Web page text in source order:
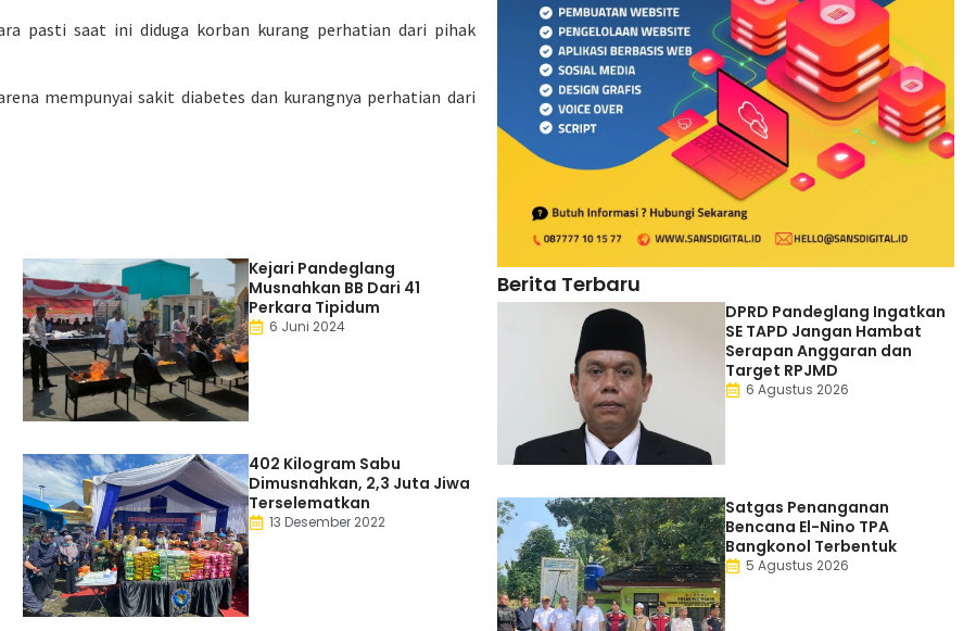
pasti saat ini diduga korban kurang perhatian dari pihak
mempunyai sakit diabetes dan kurangnya perhatian dari
Kejari Pandeglang
Musnahkan BB Dari 41
Perkara Tipidum
6 Juni 2024
402 Kilogram Sabu
Dimusnahkan, 2,3 Juta Jiwa
Terselematkan
13 Desember 2022
Berita Terbaru
DPRD Pandeglang Ingatkan
SE TAPD Jangan Hambat
Serapan Anggaran dan
Target RPJMD
6 Agustus 2026
Satgas Penanganan
Bencana El-Nino TPA
Bangkonol Terbentuk
5 Agustus 2026